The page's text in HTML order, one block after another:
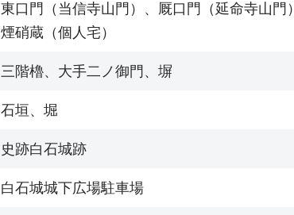
東口門（当信寺山門）、厩口門（延命寺山門）
煙硝蔵（個人宅）
三階櫓、大手二ノ御門、塀
石垣、堀
史跡白石城跡
白石城城下広場駐車場